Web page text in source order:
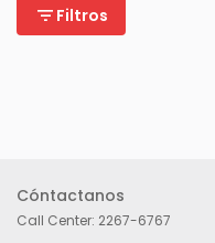
filter_list Filtros
Cóntactanos
Call Center: 2267-6767